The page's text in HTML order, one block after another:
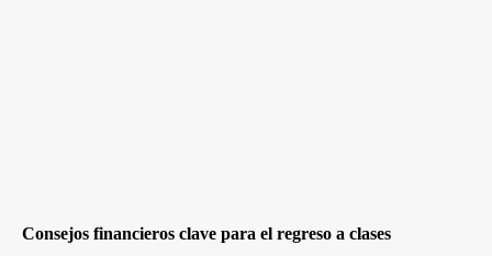
Consejos financieros clave para el regreso a clases